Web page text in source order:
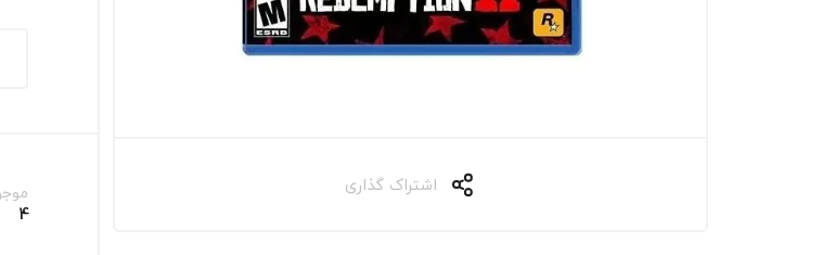
اشتراک گذاری
4